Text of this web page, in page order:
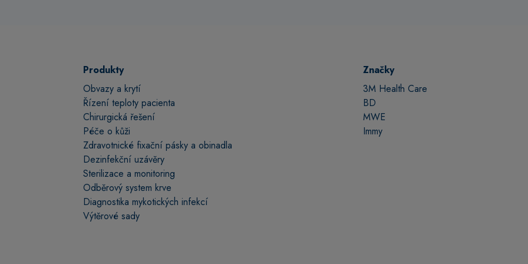
Produkty
Obvazy a krytí
Řízení teploty pacienta
Chirurgická řešení
Péče o kůži
Zdravotnické fixační pásky a obinadla
Dezinfekční uzávěry
Sterilizace a monitoring
Odběrový system krve
Diagnostika mykotických infekcí
Výtěrové sady
Značky
3M Health Care
BD
MWE
Immy